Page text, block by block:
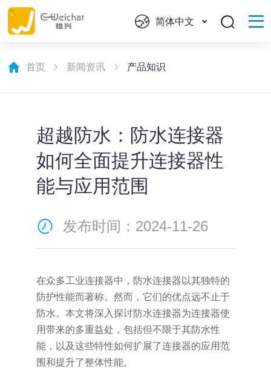
简体中文
首页 新闻资讯 产品知识
超越防水：防水连接器
如何全面提升连接器性
能与应用范围
发布时间：2024-11-26
在众多工业连接器中，防水连接器以其独特的
防护性能而著称。然而，它们的优点远不止于
防水。本文将深入探讨防水连接器为连接器使
用带来的多重益处，包括但不限于其防水性
能，以及这些特性如何扩展了连接器的应用范
围和提升了整体性能。